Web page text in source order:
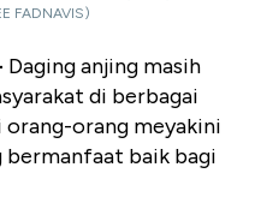
FADNAVIS)
Daging anjing masih
di berbagai
orang-orang meyakini
bermanfaat baik bagi